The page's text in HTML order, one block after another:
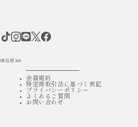
石町369
会員規約
特定商取引法に基づく表記
プライバシーポリシー
よくあるご質問
お問い合わせ